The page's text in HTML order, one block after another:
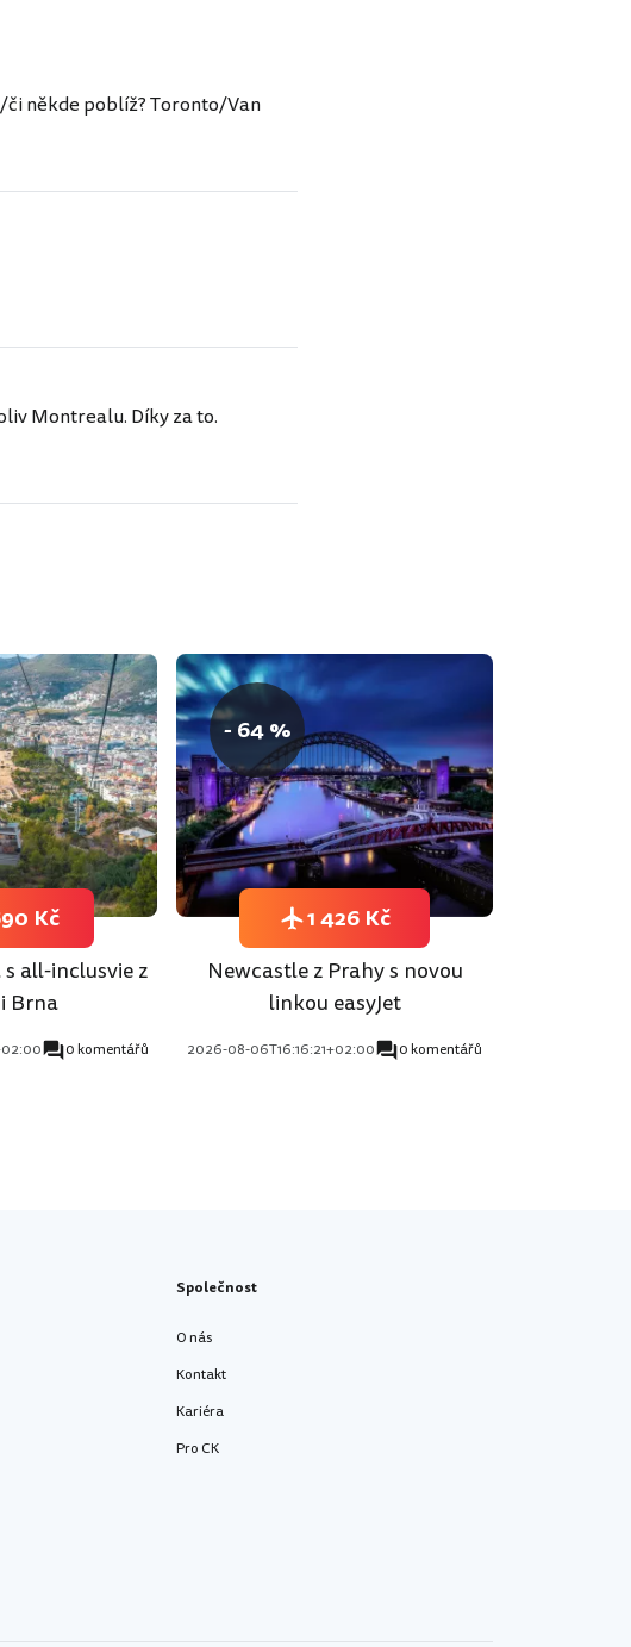
či někde poblíž? Toronto/Van
Montrealu. Díky za to.
all-inclusvie z
Brna
0 komentářů
Kč
- 64 %
Newcastle z Prahy s novou
linkou easyJet
2026-08-06T16:16:21+02:00 0 komentářů
1 426 Kč
Společnost
O nás
Kontakt
Kariéra
Pro CK